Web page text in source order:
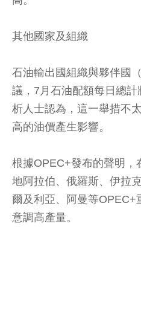
其他國家及組織
石油輸出國組織與夥伴國
議，7月石油配額每日總
析人士認為，這一舉措不
高的油價產生影響。
根據OPEC+發布的聲明，
地阿拉伯、俄羅斯、伊拉
爾及利亞、阿曼等OPEC+
意調高產量。